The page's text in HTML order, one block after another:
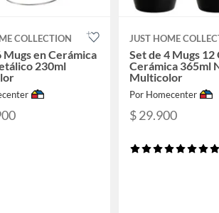
COLLECTION
Mugs en Cerámica
230ml
JUST HOME
Set de 4 Mugs 12
Cerámica 365ml
Multicolor
Por Homecenter
$ 29.900